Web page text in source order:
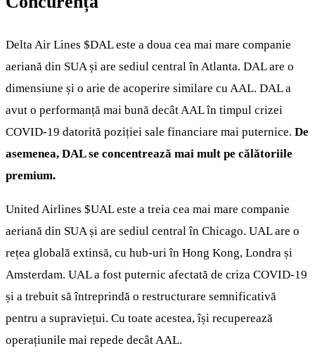
Delta Air Lines $DALeste a doua cea mai mare companie
aeriană din SUA și are sediul central în Atlanta. DAL are o
dimensiune și o arie de acoperire similare cu AAL. DAL a
avut o performanță mai bună decât AAL în timpul crizei
COVID-19 datorită poziției sale financiare mai puternice. De
asemenea, DAL se concentrează mai mult pe călătoriile
premium.
United Airlines $UALeste a treia cea mai mare companie
aeriană din SUA și are sediul central în Chicago. UAL are o
rețea globală extinsă, cu hub-uri în Hong Kong, Londra și
Amsterdam. UAL a fost puternic afectată de criza COVID-19
și a trebuit să întreprindă o restructurare semnificativă
pentru a supraviețui. Cu toate acestea, își recuperează
operațiunile mai repede decât AAL.